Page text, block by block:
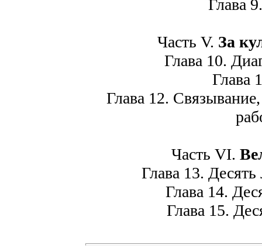
Глава
Часть V. За
Глава 10.
Глава
Глава 12.
Часть VI.
Глава 13.
Глава 14.
Глава 15.